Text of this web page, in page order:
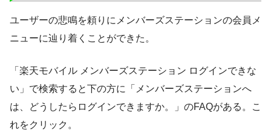
ユーザーの悲鳴を頼りにメンバーズステーションの会員メ
ニューに辿り着くことができた。
「楽天モバイル メンバーズステーション ログインできな
い」で検索すると下の方に「メンバーズステーションへ
は、どうしたらログインできますか。」のFAQがある。こ
れをクリック。